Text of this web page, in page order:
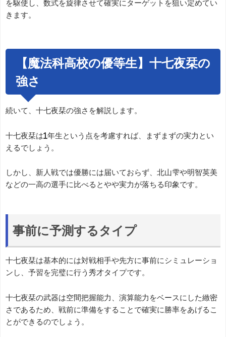
を駆使し、数式を旋律させて確実にターゲットを狙い定めてい
きます。
【魔法科高校の優等生】十七夜栞の
強さ
続いて、十七夜栞の強さを解説します。
十七夜栞は1年生という点を考慮すれば、まずまずの実力とい
えるでしょう。
しかし、新人戦では優勝には届いておらず、北山雫や明智英美
などの一高の選手に比べるとやや実力が落ちる印象です。
事前に予測するタイプ
十七夜栞は基本的には対戦相手や先方に事前にシミュレーショ
ンし、予習を完璧に行う秀才タイプです。
十七夜栞の武器は空間把握能力、演算能力をベースにした緻密
さであるため、戦前に準備をすることで確実に勝率をあげるこ
とができるのでしょう。